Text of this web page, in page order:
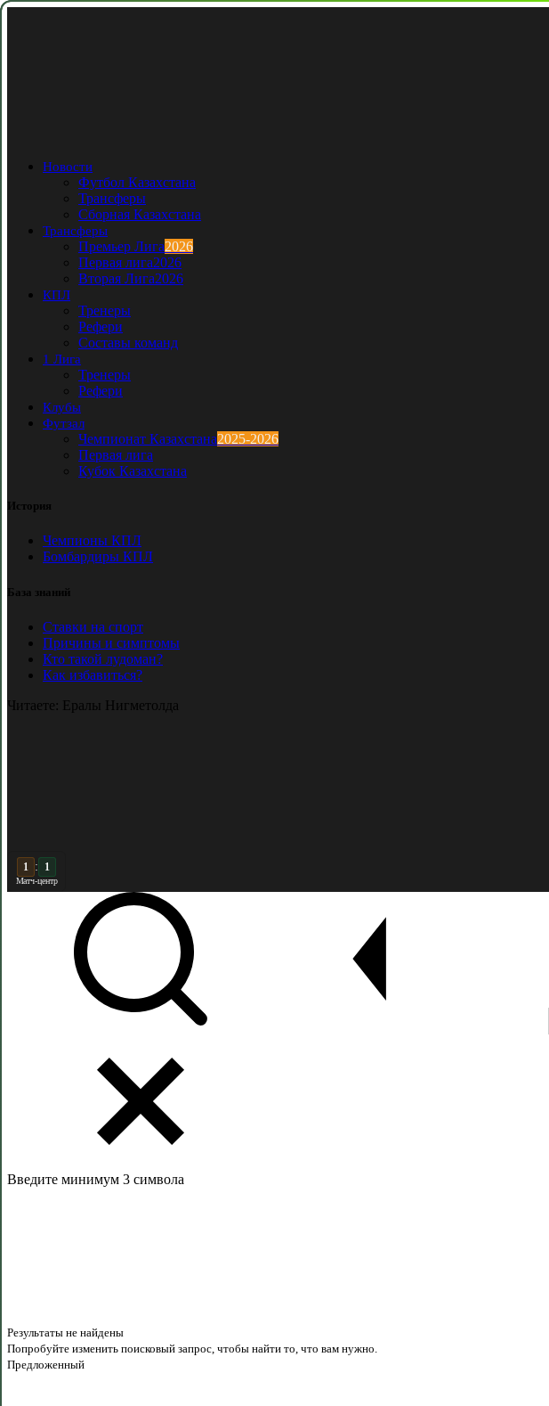
Новости
Футбол Казахстана
Трансферы
Сборная Казахстана
Трансферы
Премьер Лига2026
Первая лига2026
Вторая Лига2026
КПЛ
Тренеры
Рефери
Составы команд
1 Лига
Тренеры
Рефери
Клубы
Футзал
Чемпионат Казахстана2025-2026
Первая лига
Кубок Казахстана
История
Чемпионы КПЛ
Бомбардиры КПЛ
База знаний
Ставки на спорт
Причины и симптомы
Кто такой лудоман?
Как избавиться?
Читаете: Ералы Нигметолда
1 :
Матч-центр
Введите минимум 3 символа
Результаты не найдены
Попробуйте изменить поисковый запрос, чтобы найти то, что вам нужно.
Предложенный